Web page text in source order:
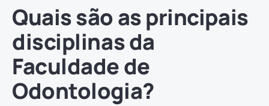
Quais são as principais
disciplinas da
Faculdade de
Odontologia?